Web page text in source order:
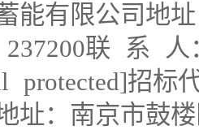
能有限公司地
联 系 人
protected]招标
址：南京市鼓